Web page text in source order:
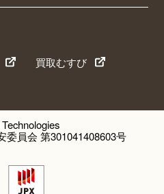
買取むすび
委員会 第301041408603号